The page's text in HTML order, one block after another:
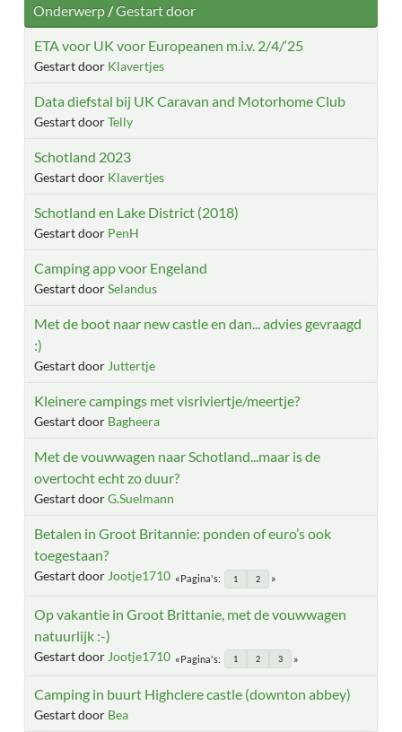
Onderwerp/Gestart door
ETA voor UK voor Europeanen m.i.v. 2/4/‘25
Gestart door Klavertjes
Data diefstal bij UK Caravan and Motorhome Club
Gestart doorTelly
Schotland 2023
Gestart door Klavertjes
Schotland en Lake District (2018)
Gestart door PenH
Camping app voor Engeland
Gestart doorSelandus
Met de boot naar new castle en dan... advies gevraagd
:)
Gestart door Juttertje
Kleinere campings met visriviertje/meertje?
Gestart door Bagheera
Met de vouwwagen naar Schotland...maar is de
overtocht echt zo duur?
Gestart doorG.Suelmann
Betalen in Groot Britannie: ponden of euro’s ook
toegestaan?
Gestart door Jootje1710 Pagina's 1 2
Op vakantie in Groot Brittanie, met de vouwwagen
natuurlijk :-)
Gestart door Jootje1710 Pagina's 1 2 3
Camping in buurt Highclere castle (downton abbey)
Gestart door Bea